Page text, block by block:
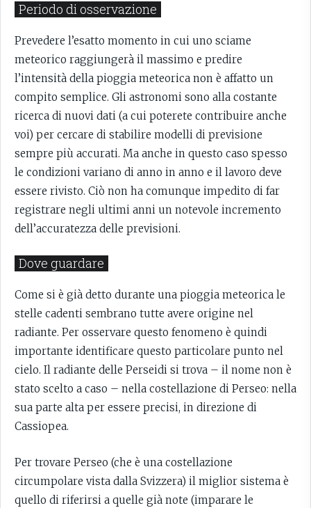
Periodo di osservazione
Prevedere l’esatto momento in cui uno sciame
meteorico raggiungerà il massimo e predire
l’intensità della pioggia meteorica non è affatto un
compito semplice. Gli astronomi sono alla costante
ricerca di nuovi dati (a cui poterete contribuire anche
voi) per cercare di stabilire modelli di previsione
sempre più accurati. Ma anche in questo caso spesso
le condizioni variano di anno in anno e il lavoro deve
essere rivisto. Ciò non ha comunque impedito di far
registrare negli ultimi anni un notevole incremento
dell’accuratezza delle previsioni.
Dove guardare
Come si è già detto durante una pioggia meteorica le
stelle cadenti sembrano tutte avere origine nel
radiante. Per osservare questo fenomeno è quindi
importante identificare questo particolare punto nel
cielo. Il radiante delle Perseidi si trova – il nome non è
stato scelto a caso – nella costellazione di Perseo: nella
sua parte alta per essere precisi, in direzione di
Cassiopea.
Per trovare Perseo (che è una costellazione
circumpolare vista dalla Svizzera) il miglior sistema è
quello di riferirsi a quelle già note (imparare le